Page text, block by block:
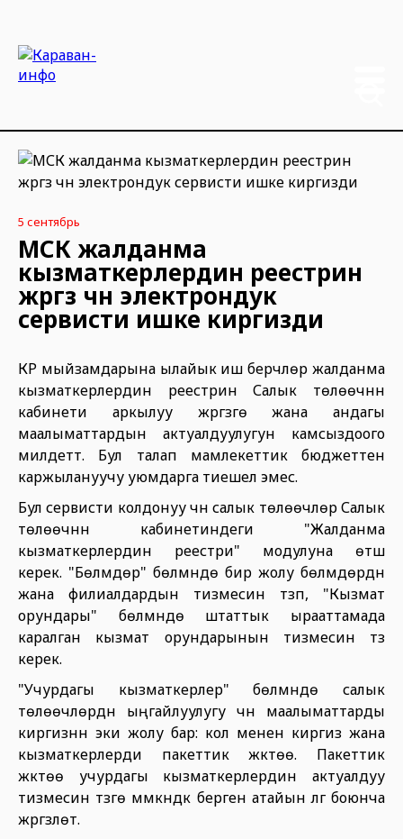
5 сентябрь
МСК жалданма
кызматкерлердин реестрин
жүргүзүү үчүн электрондук
сервисти ишке киргизди
КР мыйзамдарына ылайык иш берүүчүлөр жалданма
кызматкерлердин реестрин Салык төлөөчүнүн
кабинети аркылуу жүргүзүүгө жана андагы
маалыматтардын актуалдуулугун камсыздоого
милдеттүү. Бул талап мамлекеттик бюджеттен
каржылануучу уюмдарга тиешелүү эмес.
Бул сервисти колдонуу үчүн салык төлөөчүлөр Салык
төлөөчүнүн кабинетиндеги "Жалданма
кызматкерлердин реестри" модулуна өтүшү
керек. "Бөлүмдөр" бөлүмүндө бир жолу бөлүмдөрдүн
жана филиалдардын тизмесин түзүп, "Кызмат
орундары" бөлүмүндө штаттык ырааттамада
каралган кызмат орундарынын тизмесин түзүү
керек.
"Учурдагы кызматкерлер" бөлүмүндө салык
төлөөчүлөрдүн ыңгайлуулугу үчүн маалыматтарды
киргизүүнүн эки жолу бар: кол менен киргизүү жана
кызматкерлерди пакеттик жүктөө. Пакеттик
жүктөө учурдагы кызматкерлердин актуалдуу
тизмесин түзүүгө мүмкүндүк берген атайын үлгү боюнча
жүргүзүлөт.